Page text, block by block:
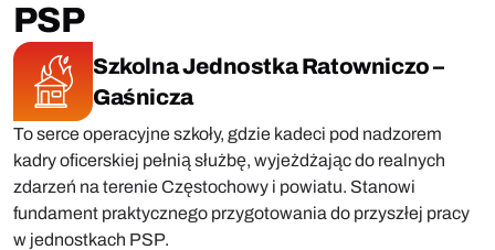
PSP
Szkolna Jednostka Ratowniczo –
Gaśnicza
To serce operacyjne szkoły, gdzie kadeci pod nadzorem
kadry oficerskiej pełnią służbę, wyjeżdżając do realnych
zdarzeń na terenie Częstochowy i powiatu. Stanowi
fundament praktycznego przygotowania do przyszłej pracy
w jednostkach PSP.